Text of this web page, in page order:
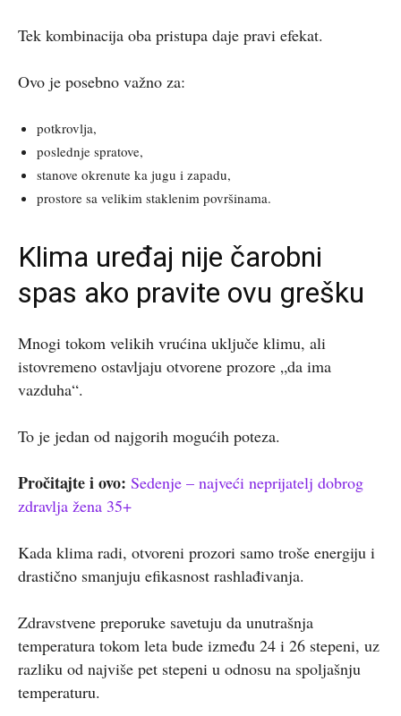
Tek kombinacija oba pristupa daje pravi efekat.
Ovo je posebno važno za:
potkrovlja,
poslednje spratove,
stanove okrenute ka jugu i zapadu,
prostore sa velikim staklenim površinama.
Klima uređaj nije čarobni
spas ako pravite ovu grešku
Mnogi tokom velikih vrućina uključe klimu, ali
istovremeno ostavljaju otvorene prozore „da ima
vazduha“.
To je jedan od najgorih mogućih poteza.
Pročitajte i ovo: Sedenje – najveći neprijatelj dobrog
zdravlja žena 35+
Kada klima radi, otvoreni prozori samo troše energiju i
drastično smanjuju efikasnost rashlađivanja.
Zdravstvene preporuke savetuju da unutrašnja
temperatura tokom leta bude između 24 i 26 stepeni, uz
razliku od najviše pet stepeni u odnosu na spoljašnju
temperaturu.